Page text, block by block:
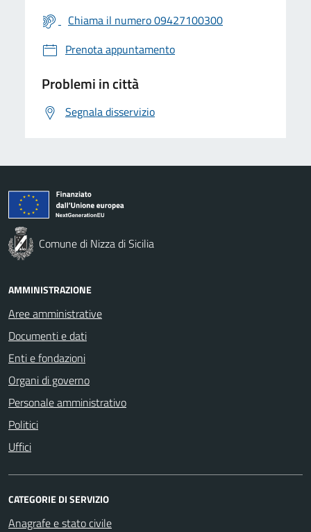
Chiama il numero 09427100300
Prenota appuntamento
Problemi in città
Segnala disservizio
Comune di Nizza di Sicilia
AMMINISTRAZIONE
Aree amministrative
Documenti e dati
Enti e fondazioni
Organi di governo
Personale amministrativo
Politici
Uffici
CATEGORIE DI SERVIZIO
Anagrafe e stato civile